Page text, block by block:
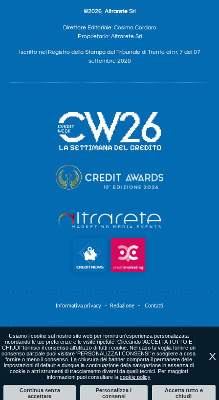
©2026 Altrarete Srl
Direttore Editoriale: Cosimo Cordaro
Proprietario: Altrarete Srl
Iscritto nel Registro della Stampa del Tribunale di Trento al nr. 7 del 07
settembre 2020
Informativa privacy – Redazione – Contatti
Informativa cookie
web agency: altrarete.com
X
Usiamo i cookie sul nostro sito web per fornirti un'esperienza personalizzata
ricordando le tue preferenze e le visite ripetute. Cliccando 'ACCETTA TUTTO E
CHIUDI' fornisci il consenso all'utilizzo di tutti i cookie. Nel caso tu voglia fornire un
consenso parziale puoi visitare 'PERSONALIZZA I CONSENSI' e scegliere a cosa
fornire o meno il consenso. La chiusura del banner comporta il permanere delle
impostazioni di default e dunque la continuazione della navigazione in assenza di
cookie o altri strumenti di tracciamento diversi da quelli tecnici. Per maggiori
informazioni puoi consultare la cookie policy
Continua senza
accettare
Personalizza i
consensi
Accetta tutto e
chiudi